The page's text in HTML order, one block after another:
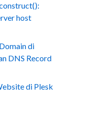
host
di
DNS Record
di Plesk